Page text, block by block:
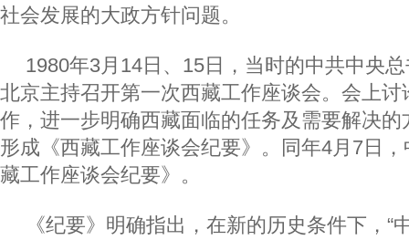
社会发展的大政方针问题。
1980年3月14日、15日，当时的中共中央
北京主持召开第一次西藏工作座谈会。会上
作，进一步明确西藏面临的任务及需要解决
形成《西藏工作座谈会纪要》。同年4月7日
藏工作座谈会纪要》。
《纪要》明确指出，在新的历史条件下，“